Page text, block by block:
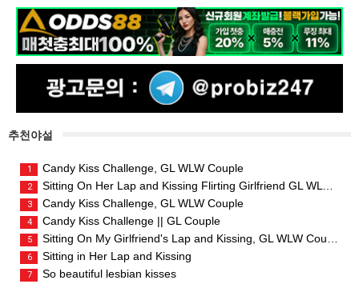
추천야설
1 Candy Kiss Challenge, GL WLW Couple
2 Sitting On Her Lap and Kissing Flirting Girlfriend GL WLW Couple
3 Candy Kiss Challenge, GL WLW Couple
4 Candy Kiss Challenge || GL Couple
5 Sitting On My Girlfriend's Lap and Kissing, GL WLW Couple
6 Sitting in Her Lap and Kissing
7 So beautiful lesbian kisses